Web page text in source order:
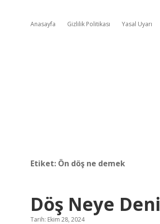
Anasayfa Gizlilik Politikası Yasal Uyarı
Etiket: Ön döş ne demek
Döş Neye
Tarih: Ekim 28, 2024